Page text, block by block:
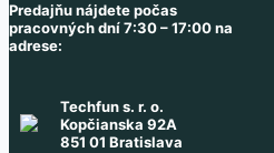
Predajňu nájdete počas
pracovných dní 7:30 – 17:00 na
adrese:
Techfun s. r. o.
Kopčianska 92A
851 01 Bratislava